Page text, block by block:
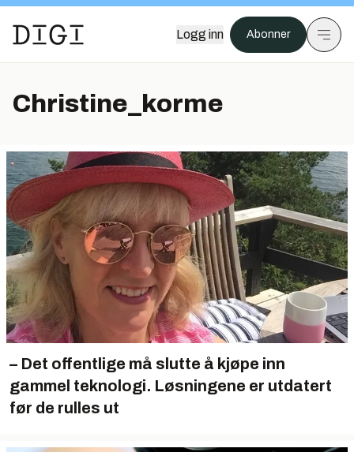
Logg inn Abonner
Christine_korme
– Det offentlige må slutte å kjøpe inn
gammel teknologi. Løsningene er utdatert
før de rulles ut